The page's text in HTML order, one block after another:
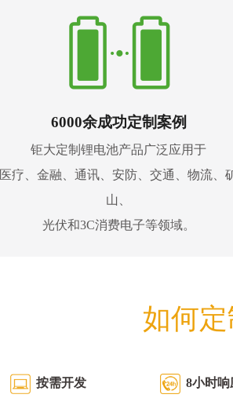
6000余成功定制案例
钜大定制锂电池产品广泛应用于
医疗、金融、通讯、安防、交通、物流、
山、
光伏和3C消费电子等领域。
如何
按需开发 8小时响